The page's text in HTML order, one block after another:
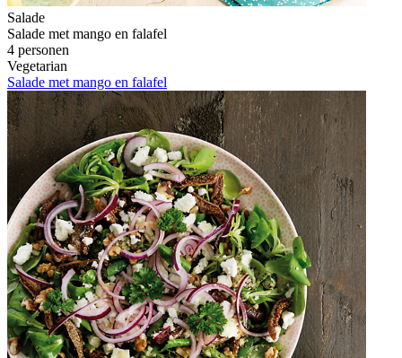
Salade
Salade met mango en falafel
4 personen
Vegetarian
Salade met mango en falafel